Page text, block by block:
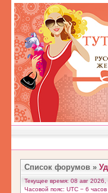
Список форумов »
Текущее время: 08 авг 2026,
Часовой пояс: UTC − 6 часов